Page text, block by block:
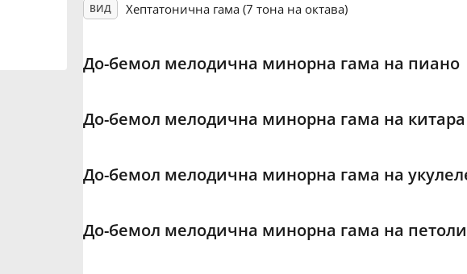
ВИД Хептатонична гама (7 тона на октава)
До-бемол мелодична минорна гама на пиано
До-бемол мелодична минорна гама на китара
До-бемол мелодична минорна гама на
До-бемол мелодична минорна гама на